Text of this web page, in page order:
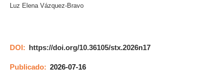
Luz Elena Vázquez-Bravo
DOI: https://doi.org/10.36105/stx.2026n17
Publicado: 2026-07-16